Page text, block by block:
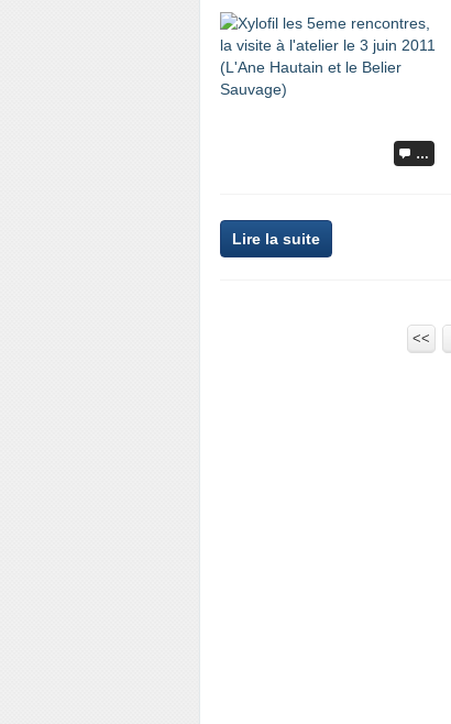
…
Lire la suite
<<